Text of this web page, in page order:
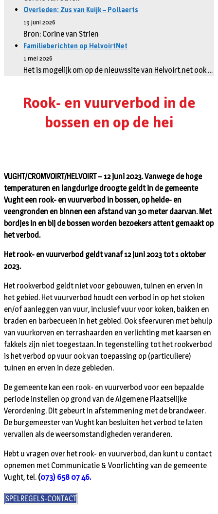
Overleden: Zus van Kuijk – Pollaerts
19 juni 2026
Bron: Corine van Strien
Familieberichten op HelvoirtNet
1 mei 2026
Het is mogelijk om op de nieuwssite van Helvoirt.net ook …
Rook- en vuurverbod in de
bossen en op de hei
VUGHT/CROMVOIRT/HELVOIRT – 12 juni 2023. Vanwege de hoge
temperaturen en langdurige droogte geldt in de gemeente
Vught een rook- en vuurverbod in bossen, op heide- en
veengronden en binnen een afstand van 30 meter daarvan. Met
bordjes in en bij de bossen worden bezoekers attent gemaakt op
het verbod.
Het rook- en vuurverbod geldt vanaf 12 juni 2023 tot 1 oktober
2023.
Het rookverbod geldt niet voor gebouwen, tuinen en erven in
het gebied. Het vuurverbod houdt een verbod in op het stoken
en/of aanleggen van vuur, inclusief vuur voor koken, bakken en
braden en barbecueën in het gebied. Ook sfeervuren met behulp
van vuurkorven en terrashaarden en verlichting met kaarsen en
fakkels zijn niet toegestaan. In tegenstelling tot het rookverbod
is het verbod op vuur ook van toepassing op (particuliere)
tuinen en erven in deze gebieden.
De gemeente kan een rook- en vuurverbod voor een bepaalde
periode instellen op grond van de Algemene Plaatselijke
Verordening. Dit gebeurt in afstemmening met de brandweer.
De burgemeester van Vught kan besluiten het verbod te laten
vervallen als de weersomstandigheden veranderen.
Hebt u vragen over het rook- en vuurverbod, dan kunt u contact
opnemen met Communicatie & Voorlichting van de gemeente
Vught, tel. (073) 658 07 46.
SPELREGELS-CONTACT